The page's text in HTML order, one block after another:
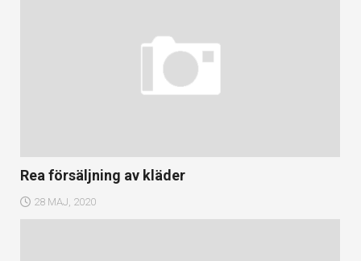
Rea försäljning av kläder
28 MAJ, 2020